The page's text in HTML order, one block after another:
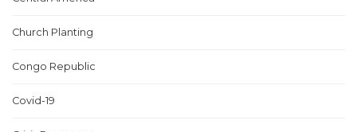
Church Planting
Congo Republic
Covid-19